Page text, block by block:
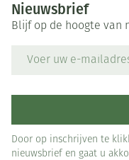
Nieuwsbrief
Blijf op de hoogte van
Door op inschrijven te
nieuwsbrief en gaat u